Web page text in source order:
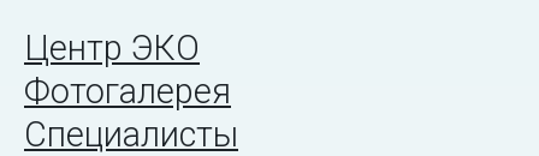
Центр ЭКО
Фотогалерея
Специалисты